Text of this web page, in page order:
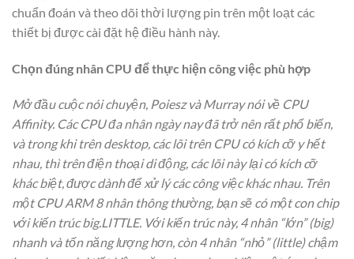
chuẩn đoán và theo dõi thời lượng pin trên một loạt các
thiết bị được cài đặt hệ điều hành này.
Chọn đúng nhân CPU để thực hiện công việc phù hợp
Mở đầu cuộc nói chuyện, Poiesz và Murray nói về CPU
Affinity. Các CPU đa nhân ngày nay đã trở nên rất phổ biến,
và trong khi trên desktop, các lõi trên CPU có kích cỡ y hết
nhau, thì trên điện thoại di động, các lõi này lại có kích cỡ
khác biệt, được dành để xử lý các công việc khác nhau. Trên
một CPU ARM 8 nhân thông thường, bạn sẽ có một con chip
với kiến trúc big.LITTLE. Với kiến trúc này, 4 nhân “lớn” (big)
nhanh và tốn năng lượng hơn, còn 4 nhân “nhỏ” (little) chậm